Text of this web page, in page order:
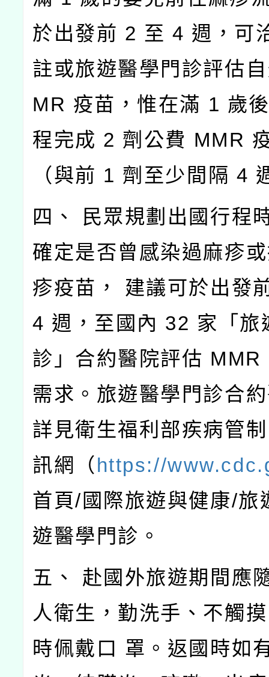
於出發前 2 至 4 週，可
註或旅遊醫學門診評估
MR 疫苗，惟在滿 1 歲
程完成 2 劑公費 MMR
（與前 1 劑至少間隔 4
四、 民眾規劃出國行程
確定是否曾感染過麻疹
疹疫苗， 建議可於出發
4 週，至國內 32 家「旅
診」合約醫院評估 MMR
需求。旅遊醫學門診合
詳見衛生福利部疾病管
訊網（ https://
首頁/國際旅遊與健康/旅
遊醫學門診。
五、 赴國外旅遊期間應
人衛生，勤洗手、不觸
時佩戴口 罩。返國時如